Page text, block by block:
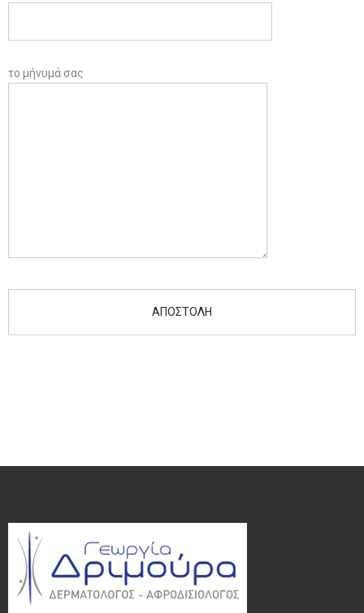
το μήνυμά σας